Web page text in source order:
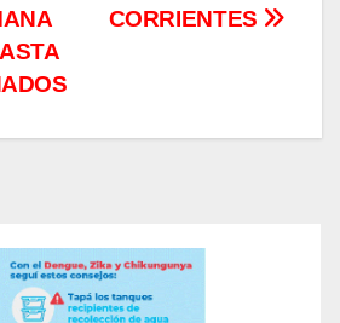
CORRIENTES